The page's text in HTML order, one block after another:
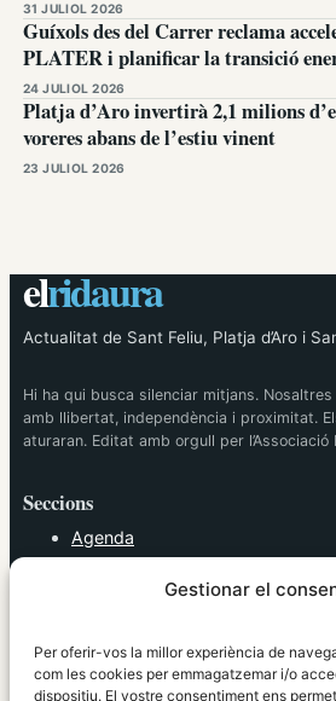
Gestionar el
Per oferir-vos la millor experiència de
com les cookies per emmagatzemar i/o
dispositiu. El vostre consentiment ens
31 JULIOL 2026
Guíxols des del Carrer reclama
PLATER i planificar la transició
24 JULIOL 2026
Platja d’Aro invertirà 2,1 milions
voreres abans de l’estiu vinent
23 JULIOL 2026
elridaura
Actualitat de Sant Feliu, Platja d’Aro i
Hi ha qui busca silenciar mitjans.
amb llibertat, independència i proximitat.
aturaran. Editat amb orgull per l’Associació
Seccions
Agenda
Cultura
Política
Societat